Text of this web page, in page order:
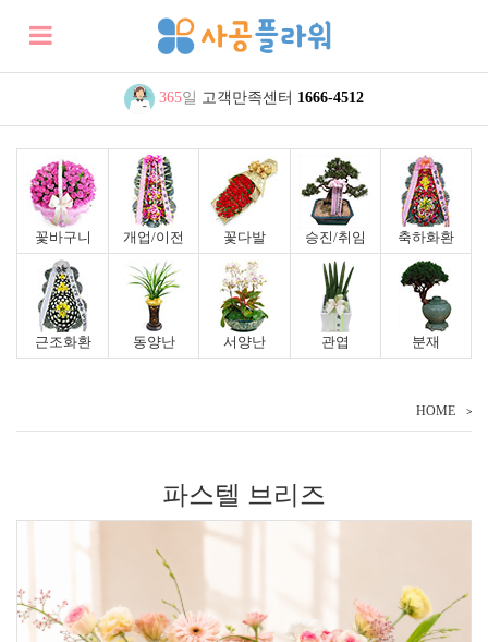
365일 고객만족센터 1666-4512
꽃바구니 개업/이전 꽃다발 승진/취임 축하화환
근조화환 동양난 서양난 관엽 분재
HOME
파스텔 브리즈